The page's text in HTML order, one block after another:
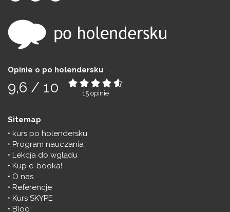
Opinie o po holendersku
9,6 / 10 15 opinie
Sitemap
kurs po holendersku
Program nauczania
Lekcja do wglądu
Kup e-booka!
O nas
Referencje
Kurs SKYPE
Blog